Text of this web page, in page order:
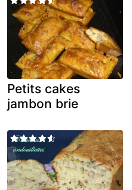
Petits cakes
jambon brie